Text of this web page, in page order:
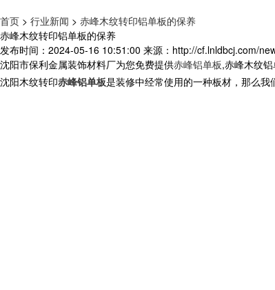
首页 > 行业新闻 > 赤峰木纹转印铝单板的保养
赤峰木纹转印铝单板的保养
发布时间：2024-05-16 10:51:00 来源：http://cf.lnldbcj.com/
沈阳市保利金属装饰材料厂为您免费提供赤峰铝单板,赤峰木纹
沈阳木纹转印赤峰铝单板是装修中经常使用的一种板材，那么我